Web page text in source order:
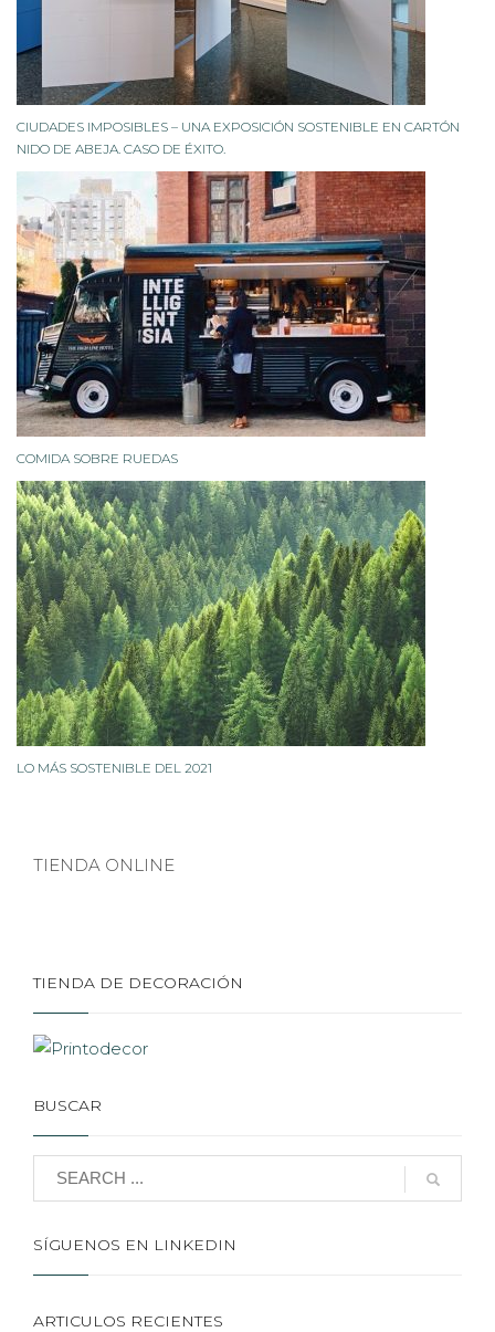
CIUDADES IMPOSIBLES – UNA EXPOSICIÓN SOSTENIBLE EN CARTÓN
NIDO DE ABEJA. CASO DE ÉXITO.
COMIDA SOBRE RUEDAS
LO MÁS SOSTENIBLE DEL 2021
TIENDA ONLINE
TIENDA DE DECORACIÓN
BUSCAR
SÍGUENOS EN LINKEDIN
ARTICULOS RECIENTES